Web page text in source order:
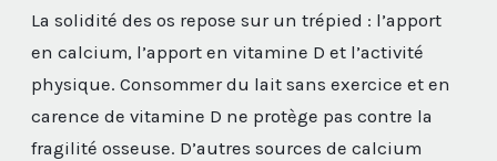
La solidité des os repose sur un trépied : l’apport
en calcium, l’apport en vitamine D et l’activité
physique. Consommer du lait sans exercice et en
carence de vitamine D ne protège pas contre la
fragilité osseuse. D’autres sources de calcium